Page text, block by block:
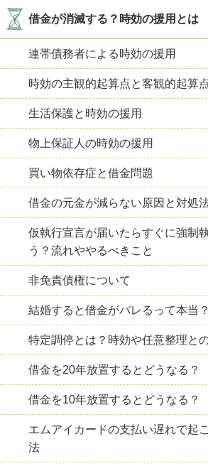
借金が消滅する？時効の援用とは
連帯債務者による時効の援用
時効の主観的起算点と客観的起算
生活保護と時効の援用
物上保証人の時効の援用
買い物依存症と借金問題
借金の元金が減らない原因と対処
仮執行宣言が届いたらすぐに強制
う？流れややるべきこと
非免責債権について
結婚すると借金がバレるって本当？
特定調停とは？時効や任意整理と
借金を20年放置するとどうなる？
借金を10年放置するとどうなる？
エムアイカードの支払い遅れで起
法